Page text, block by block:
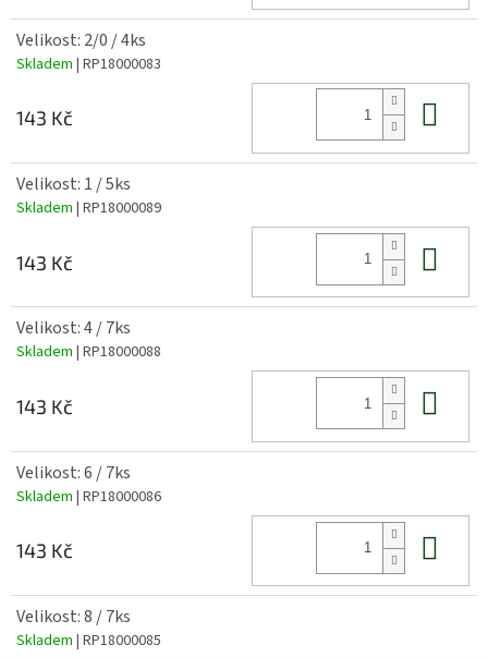
Velikost: 2/0 / 4ks
Skladem | RP18000083
143 Kč
Velikost: 1 / 5ks
Skladem | RP18000089
143 Kč
Velikost: 4 / 7ks
Skladem | RP18000088
143 Kč
Velikost: 6 / 7ks
Skladem | RP18000086
143 Kč
Velikost: 8 / 7ks
Skladem | RP18000085